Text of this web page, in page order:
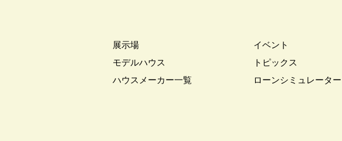
展示場
モデルハウス
ハウスメーカー一覧
イベント
トピックス
ローンシミュレーター